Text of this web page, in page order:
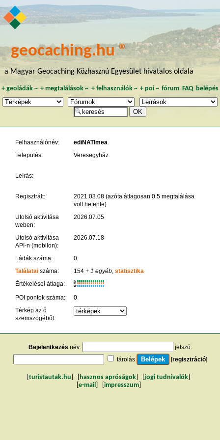
geocaching.hu ®
a Magyar Geocaching Közhasznú Egyesület hivatalos oldala
+ geoládák~ +megtalálások ~ + felhasználók~ + poi~ fórum FAQ belépés
Felhasználónév:
ediNATImea
Település:
Veresegyház
Leírás:
Regisztrált:
2021.03.08 (azóta átlagosan 0.5 megtalálása
volt hetente)
Utolsó aktivitása
weben:
2026.07.05
Utolsó aktivitása
API-n (mobilon):
2026.07.18
Ládák száma:
0
Találataiszáma: 154+ 1 egyéb, statisztika
Értékelései átlaga:
K
R
W
POI pontok száma:
0
Térkép az ő
szemszögéből:
Bejelentkezés név:
jelszó:
tárolás
[regisztráció]
turistautak.hu hasznos apróságok jogi tudnivalók
e-mail impresszum]